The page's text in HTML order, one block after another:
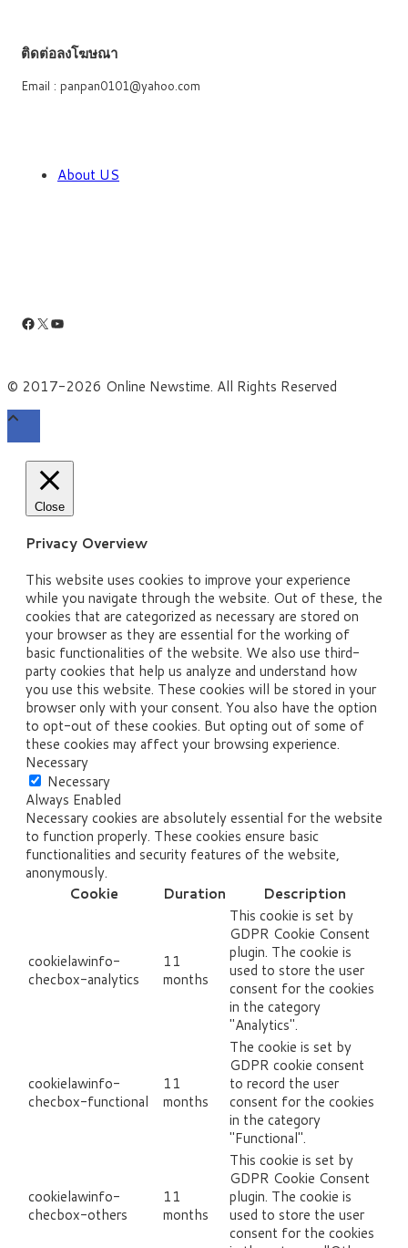
ติดต่อลงโฆษณา
Email : panpan0101@yahoo.com
About US
Facebook
X YouTube
© 2017-2026 Online Newstime. All Rights Reserved
Close
Privacy Overview
This website uses cookies to improve your experience
while you navigate through the website. Out of these, the
cookies that are categorized as necessary are stored on
your browser as they are essential for the working of
basic functionalities of the website. We also use third-
party cookies that help us analyze and understand how
you use this website. These cookies will be stored in your
browser only with your consent. You also have the option
to opt-out of these cookies. But opting out of some of
these cookies may affect your browsing experience.
Necessary
Necessary
Always Enabled
Necessary cookies are absolutely essential for the website
to function properly. These cookies ensure basic
functionalities and security features of the website,
anonymously.
Cookie
Duration Description
cookielawinfo-
checbox-analytics
11
months
This cookie is set by
GDPR Cookie Consent
plugin. The cookie is
used to store the user
consent for the cookies
in the category
"Analytics".
cookielawinfo-
checbox-functional
11
months
The cookie is set by
GDPR cookie consent
to record the user
consent for the cookies
in the category
"Functional".
cookielawinfo-
checbox-others
11
months
This cookie is set by
GDPR Cookie Consent
plugin. The cookie is
used to store the user
consent for the cookies